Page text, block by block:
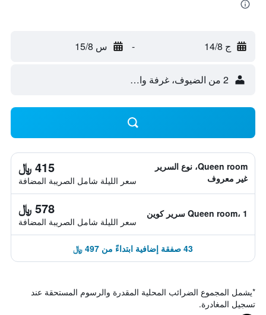
ج 14/8 - س 15/8
2 من الضيوف، غرفة واحدة
Queen room، نوع السرير
غير معروف
415 ﷼
سعر الليلة شامل الصريبة المضافة
Queen room، 1 سرير كوين 578 ﷼
سعر الليلة شامل الصريبة المضافة
43 صفقة إضافية ابتداءً من 497 ﷼
*يشمل المجموع الضرائب المحلية المقدرة والرسوم المستحقة عند
تسجيل المغادرة.